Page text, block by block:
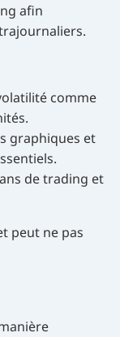
afin
comme
graphiques et
de trading et
peut ne pas